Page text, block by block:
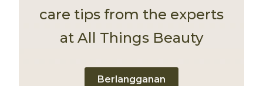
care tips from the experts
at All Things Beauty
Berlangganan